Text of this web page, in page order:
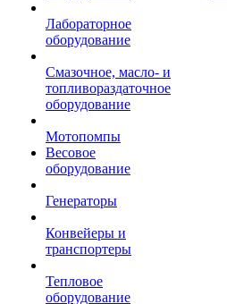
Лабораторное
оборудование
Смазочное, масло- и
топливораздаточное
оборудование
Мотопомпы
Весовое
оборудование
Генераторы
Конвейеры и
транспортеры
Тепловое
оборудование